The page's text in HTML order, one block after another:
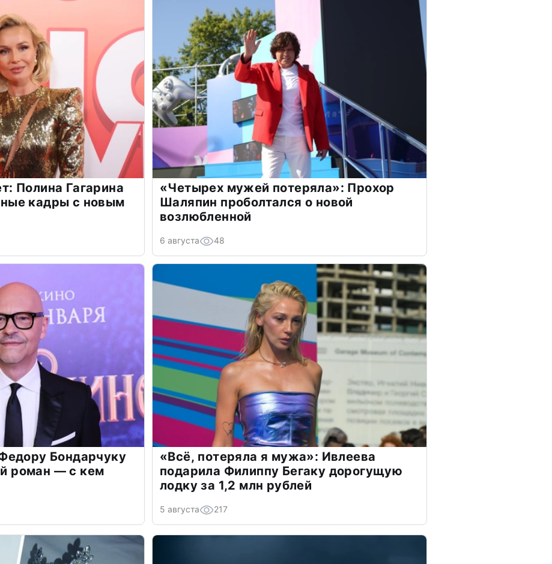
Полина Гагарина
кадры с новым
«Четырех мужей потеряла»: Прохор
Шаляпин проболтался о новой
возлюбленной
6 августа 48
Бондарчуку
роман — с кем
«Всё, потеряла я мужа»: Ивлеева
подарила Филиппу Бегаку дорогущую
лодку за 1,2 млн рублей
5 августа 217